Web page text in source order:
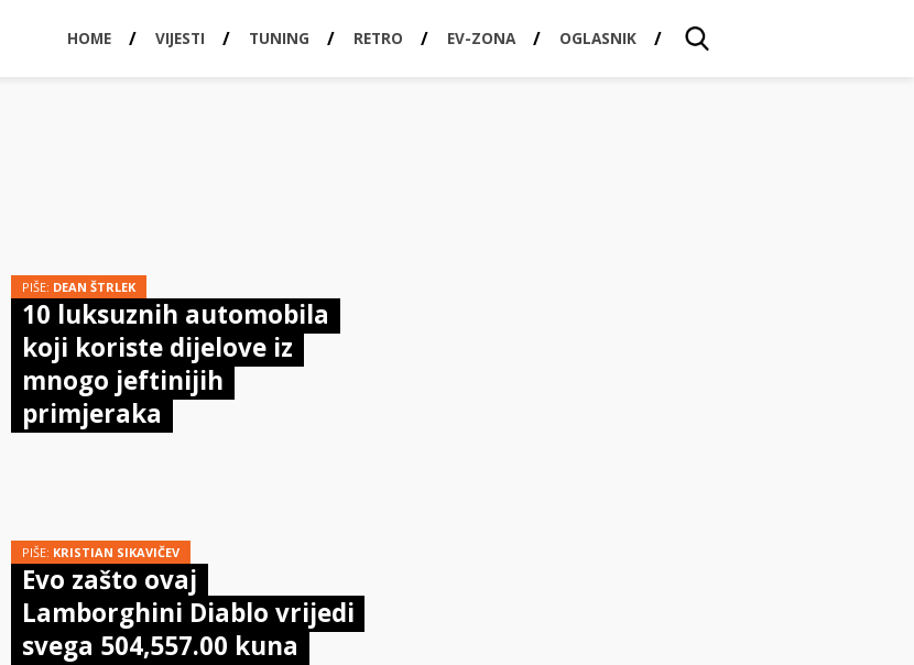
HOME VIJESTI TUNING RETRO EV-ZONA OGLASNIK
PIŠE: DEAN ŠTRLEK
10 luksuznih automobila
koji koriste dijelove iz
mnogo jeftinijih
primjeraka
PIŠE: KRISTIAN SIKAVIČEV
Evo zašto ovaj
Lamborghini Diablo vrijedi
svega 504,557.00 kuna